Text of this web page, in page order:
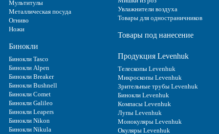
Мультитулы
Металлическая посуда
Огниво
Ножи
Бинокли
Бинокли Tasco
Бинокли Alpen
Бинокли Breaker
Бинокли Bushnell
Бинокли Comet
Бинокли Galileo
Бинокли Leapers
Бинокли Nikon
Бинокли Nikula
Увлажнители воздуха
Товары для одностраничников
Товары под нанесение
Продукция Levenhuk
Телескопы Levenhuk
Микроскопы Levenhuk
Зрительные трубы Levenhuk
Бинокли Levenhuk
Компасы Levenhuk
Лупы Levenhuk
Монокуляры Levenhuk
Окуляры Levenhuk